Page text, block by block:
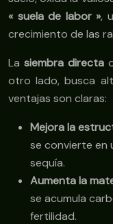
« suela de labor »,
crecimiento de las
La siembra directa
otro lado, busca
ventajas son claras:
Mejora la
se convierte en
sequía.
Aumenta la
se acumula
fertilidad.